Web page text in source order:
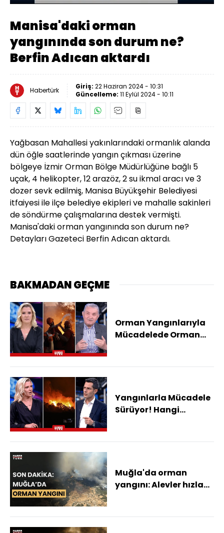
Aç
Hızı
Manisa'daki orman
yangınında son durum ne?
Berfin Adıcan aktardı
Habertürk Giriş: 22 Haziran 2024 - 10:31
Güncelleme: 11 Eylül 2024 - 10:11
Yağbasan Mahallesi yakınlarındaki ormanlık alanda
dün öğle saatlerinde yangın çıkması üzerine
bölgeye İzmir Orman Bölge Müdürlüğüne bağlı 5
uçak, 4 helikopter, 12 arazöz, 2 su ikmal aracı ve 3
dozer sevk edilmiş, Manisa Büyükşehir Belediyesi
itfaiyesi ile ilçe belediye ekipleri ve mahalle sakinleri
de söndürme çalışmalarına destek vermişti.
Manisa'daki orman yangınında son durum ne?
Detayları Gazeteci Berfin Adıcan aktardı.
BAKMADAN GEÇME
Orman Yangınlarıyla
Mücadelede Orman
Yangınlarla Mücadele
Sürüyor! Hangi
Muğla'da orman
yangını: Alevler hızla